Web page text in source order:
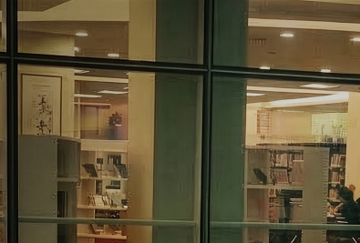
Ir para o conteúdo principal